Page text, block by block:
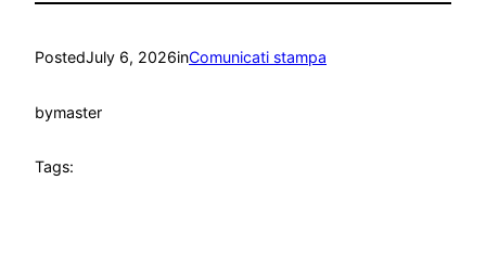
PostedJuly 6, 2026inComunicati stampa
bymaster
Tags: